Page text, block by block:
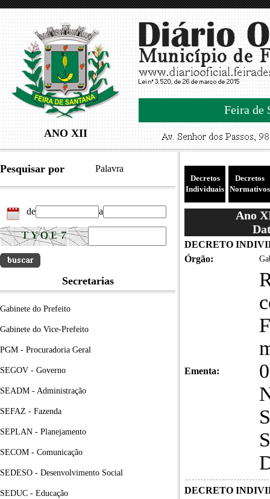
ANO XII
Feira de
Pesquisar por Palavra
de a
Secretarias
Gabinete do Prefeito
Gabinete do Vice-Prefeito
PGM - Procuradoria Geral
SEGOV - Governo
SEADM - Administração
SEFAZ - Fazenda
SEPLAN - Planejamento
SECOM - Comunicação
SEDESO - Desenvolvimento Social
SEDUC - Educação
Decretos
Individuais
Decretos
Normativos
Ano
DECRETO
Órgão:
Ementa:
DECRETO